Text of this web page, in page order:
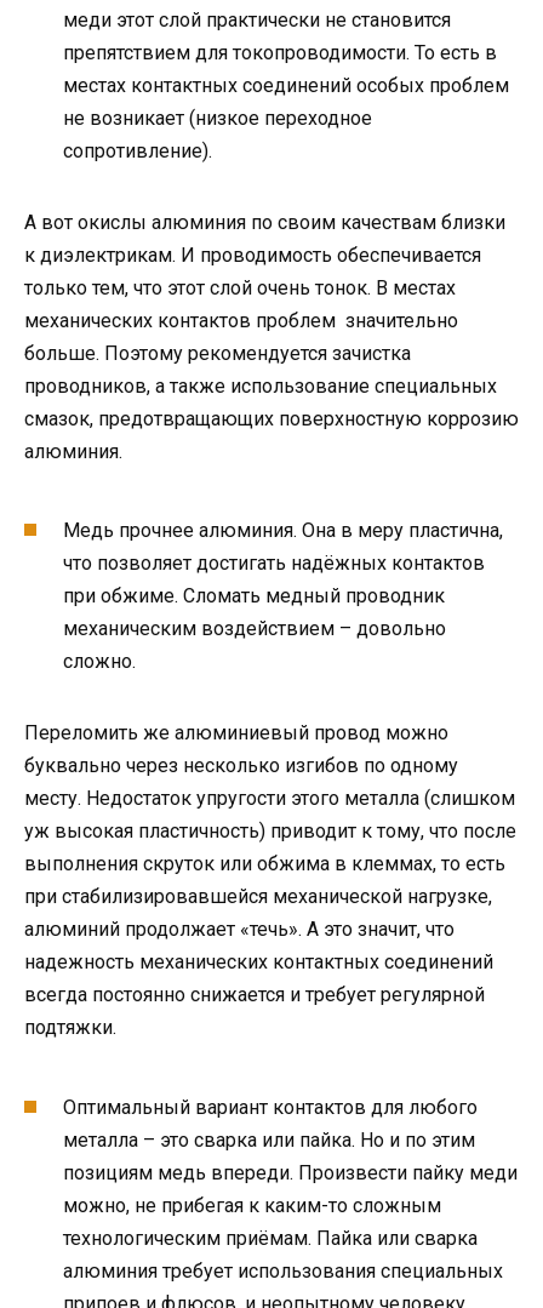
меди этот слой практически не становится
препятствием для токопроводимости. То есть в
местах контактных соединений особых проблем
не возникает (низкое переходное
сопротивление).
А вот окислы алюминия по своим качествам близки
к диэлектрикам. И проводимость обеспечивается
только тем, что этот слой очень тонок. В местах
механических контактов проблем значительно
больше. Поэтому рекомендуется зачистка
проводников, а также использование специальных
смазок, предотвращающих поверхностную коррозию
алюминия.
Медь прочнее алюминия. Она в меру пластична,
что позволяет достигать надёжных контактов
при обжиме. Сломать медный проводник
механическим воздействием – довольно
сложно.
Переломить же алюминиевый провод можно
буквально через несколько изгибов по одному
месту. Недостаток упругости этого металла (слишком
уж высокая пластичность) приводит к тому, что после
выполнения скруток или обжима в клеммах, то есть
при стабилизировавшейся механической нагрузке,
алюминий продолжает «течь». А это значит, что
надежность механических контактных соединений
всегда постоянно снижается и требует регулярной
подтяжки.
Оптимальный вариант контактов для любого
металла – это сварка или пайка. Но и по этим
позициям медь впереди. Произвести пайку меди
можно, не прибегая к каким-то сложным
технологическим приёмам. Пайка или сварка
алюминия требует использования специальных
припоев и флюсов, и неопытному человеку